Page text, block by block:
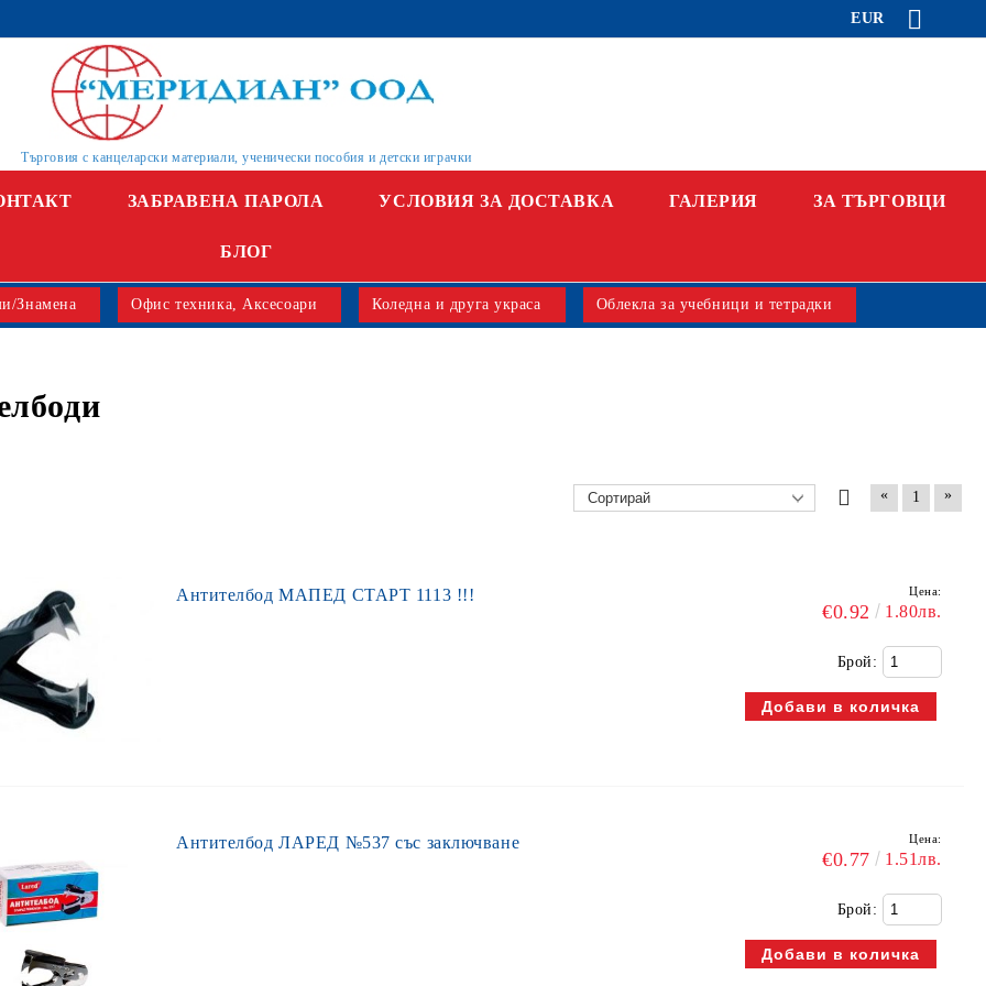
EUR
Търговия с канцеларски материали, ученически пособия и детски играчки
ЗАБРАВЕНА ПАРОЛА УСЛОВИЯ ЗА ДОСТАВКА ГАЛЕРИЯ ЗА ТЪРГОВЦИ
БЛОГ
Знамена Офис техника, Аксесоари Коледна и друга украса Облекла за учебници и тетрадки
« 1 »
Антителбод МАПЕД СТАРТ 1113 !!! Цена:
€0.92 1.80лв.
Брой:
Антителбод ЛАРЕД №537 със заключване Цена:
€0.77 1.51лв.
Брой: